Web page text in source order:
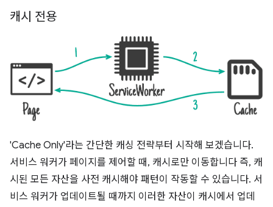
캐시 전용
'Cache Only'라는 간단한 캐싱 전략부터 시작해 보겠습니다.
서비스 워커가 페이지를 제어할 때, 캐시로만 이동합니다 즉, 캐
시된 모든 자산을 사전 캐시해야 패턴이 작동할 수 있습니다. 서
비스 워커가 업데이트될 때까지 이러한 자산이 캐시에서 업데